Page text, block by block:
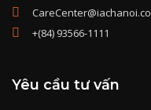
+(84) 93566-1111
Yêu cầu tư vấn